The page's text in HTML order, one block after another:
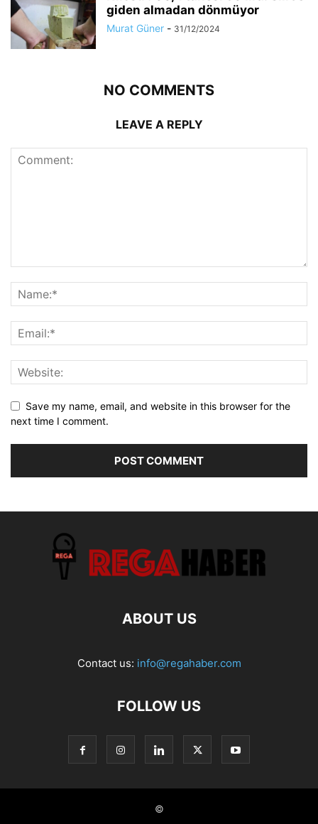
giden almadan dönmüyor
Murat Güner - 31/12/2024
NO COMMENTS
LEAVE A REPLY
Save my name, email, and website in this browser for the
next time I comment.
ABOUT US
Contact us: info@regahaber.com
FOLLOW US
©